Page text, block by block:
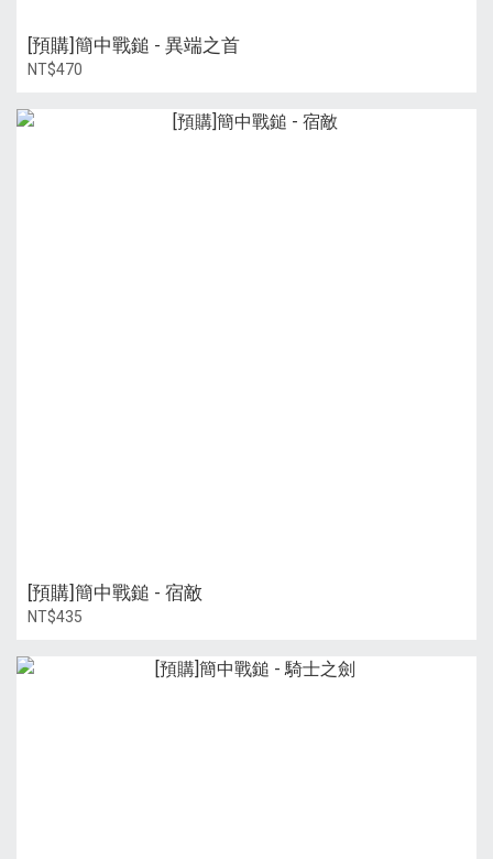
[預購]簡中戰鎚 - 異端之首
NT$470
[預購]簡中戰鎚 - 宿敵
NT$435